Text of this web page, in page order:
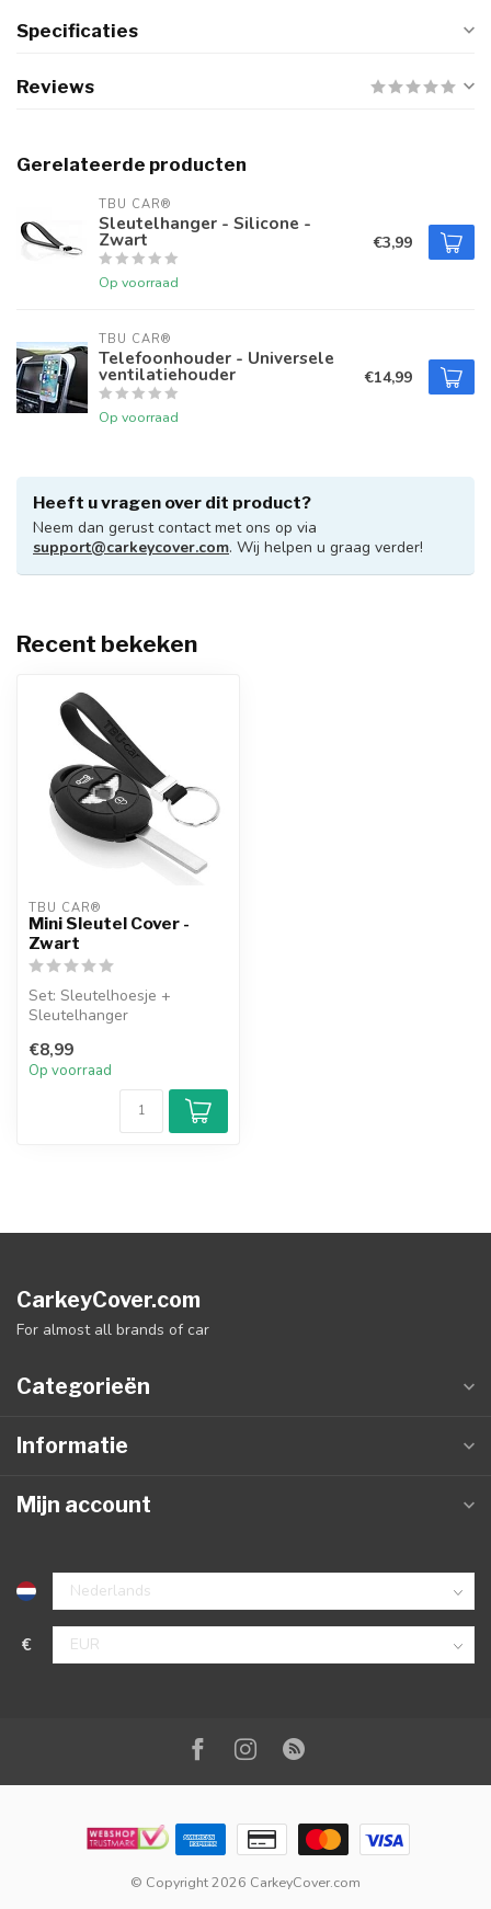
Specificaties
Reviews
Gerelateerde producten
TBU CAR®
Sleutelhanger - Silicone -
Zwart
Op voorraad
€3,99
TBU CAR®
Telefoonhouder - Universele
ventilatiehouder
Op voorraad
€14,99
Heeft u vragen over dit product?
Neem dan gerust contact met ons op via
support@carkeycover.com. Wij helpen u graag verder!
Recent bekeken
TBU CAR®
Mini Sleutel Cover -
Zwart
Set: Sleutelhoesje +
Sleutelhanger
€8,99
Op voorraad
CarkeyCover.com
For almost all brands of car
Categorieën
Informatie
Mijn account
€
© Copyright 2026 CarkeyCover.com